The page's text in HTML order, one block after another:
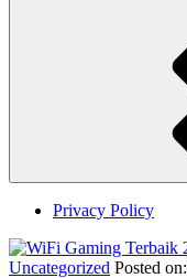
Privacy Policy
Uncategorized Posted on: